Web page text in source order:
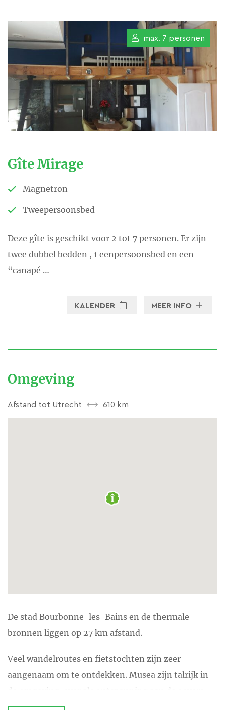
max. 7 personen
Gîte Mirage
Magnetron
Tweepersoonsbed
Deze gîte is geschikt voor 2 tot 7 personen. Er zijn
twee dubbel bedden , 1 eenpersoonsbed en een
“canapé …
KALENDER MEER INFO
Omgeving
Afstand tot Utrecht 610 km
De stad Bourbonne-les-Bains en de thermale
bronnen liggen op 27 km afstand.
Veel wandelroutes en fietstochten zijn zeer
aangenaam om te ontdekken. Musea zijn talrijk in
van de meren.